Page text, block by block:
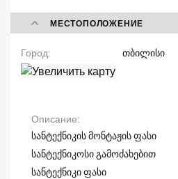
МЕСТОПОЛОЖЕНИЕ
Город თბილისი
Описание
სანტექნიკის მონტაჟის ფასი
სანტექნიკოსი გამოძახებით
სანტექნიკი ფასი